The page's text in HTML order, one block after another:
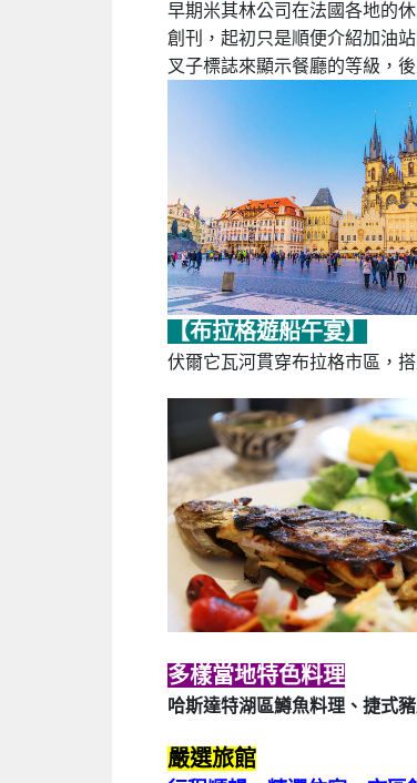
早期米其林公司在法國各地的
創刊，起初只是順便介紹加油
叉子標誌來顯示餐廳的等級，
【布拉格遊船午宴】
伏爾它瓦河貫穿布拉格市區，
多樣當地特色料理
哈斯達特湖區鱒魚料理、捷式
嚴選旅館